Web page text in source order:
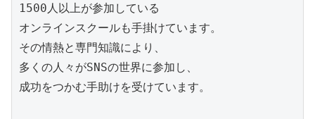
1500人以上が参加している
オンラインスクールも手掛けています。
その情熱と専門知識により、
多くの人々がSNSの世界に参加し、
成功をつかむ手助けを受けています。